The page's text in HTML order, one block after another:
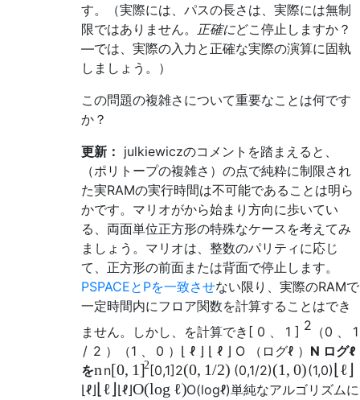
す。（実際には、パスの長さは、実際には無制
限ではありません。
正確にどこ停止しますか？
—では、実際の入力と正確な実際の演算に固執
しましょう。）
この問題の複雑さについて重要なことは何です
か？
更新： julkiewiczのコメントを踏まえると、
（ポリトープの複雑さ）の点で純粋に制限され
た実RAMの実行時間は不可能であることは明ら
かです。マリオがから始まり方向に歩いてい
る、両面単位正方形の特殊なケースを考えてみ
ましょう。マリオは、整数のパリティに応じ
て、正方形の前面または背面で停止します。
PSPACEとPを一致させない限り、実際のRAMで
一定時間内にフロア関数を計算することはでき
ません。しかし、を計算でき [ 0 1 ] 2 （0
1
/ 2 ） （1 0 ） ⌊ℓ ⌋ ⌊ℓ ⌋ O （ ログℓ ） N ログℓ
をn n[0, 1]2[0,1]2(0, 1/2) (0,1/2)(1, 0)(1,0) ℓ
⌊ℓ⌋ ℓ ⌊ℓ⌋O(log ℓ)O(logℓ)単純なアルゴリズムに